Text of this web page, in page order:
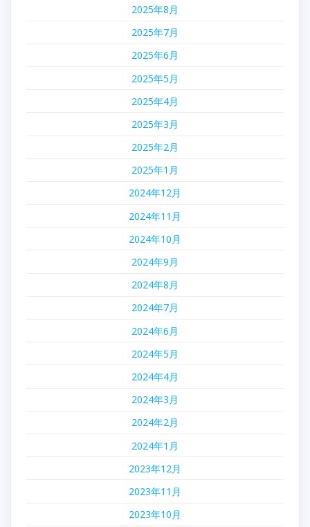
2025年8月
2025年7月
2025年6月
2025年5月
2025年4月
2025年3月
2025年2月
2025年1月
2024年12月
2024年11月
2024年10月
2024年9月
2024年8月
2024年7月
2024年6月
2024年5月
2024年4月
2024年3月
2024年2月
2024年1月
2023年12月
2023年11月
2023年10月